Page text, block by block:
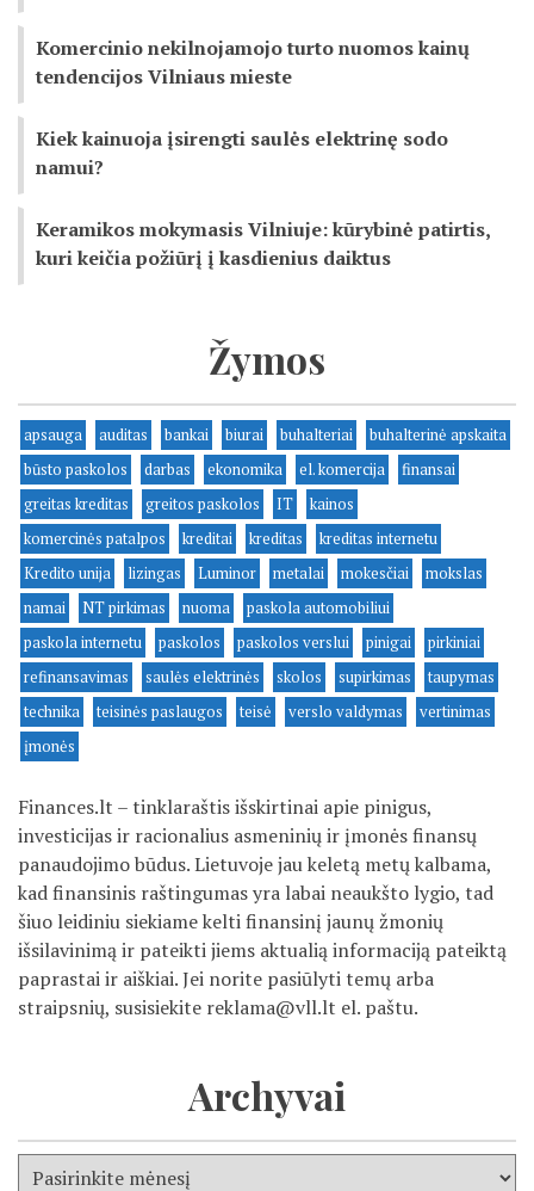
Komercinio nekilnojamojo turto nuomos kainų
tendencijos Vilniaus mieste
Kiek kainuoja įsirengti saulės elektrinę sodo
namui?
Keramikos mokymasis Vilniuje: kūrybinė patirtis,
kuri keičia požiūrį į kasdienius daiktus
Žymos
apsauga auditas bankai biurai buhalteriai
buhalterinė apskaita
būsto paskolos
darbas ekonomika el. komercija
finansai
greitas kreditas
greitos paskolos IT
kainos
komercinės patalpos
kreditai kreditas
kreditas internetu
Kredito unija
lizingas Luminor metalai mokesčiai
mokslas
namai
NT pirkimas nuoma
paskola automobiliui
paskola internetu
paskolos paskolos verslui pinigai
pirkiniai
refinansavimas
saulės elektrinės skolos supirkimas
taupymas
technika
teisinės paslaugos teisė verslo valdymas
vertinimas
įmonės
Finances.lt – tinklaraštis išskirtinai apie pinigus,
investicijas ir racionalius asmeninių ir įmonės finansų
panaudojimo būdus. Lietuvoje jau keletą metų kalbama,
kad finansinis raštingumas yra labai neaukšto lygio, tad
šiuo leidiniu siekiame kelti finansinį jaunų žmonių
išsilavinimą ir pateikti jiems aktualią informaciją pateiktą
paprastai ir aiškiai. Jei norite pasiūlyti temų arba
straipsnių, susisiekite reklama@vll.lt el. paštu.
Archyvai